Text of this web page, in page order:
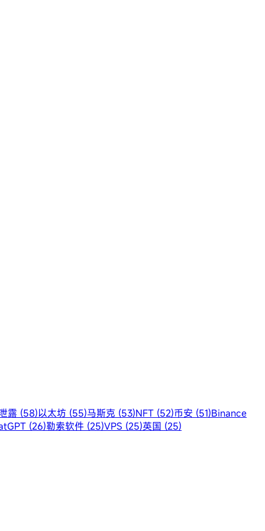
露 (58)以太坊 (55)马斯克 (53)NFT (52)币安 (51)Binance
(26)勒索软件 (25)VPS (25)英国 (25)